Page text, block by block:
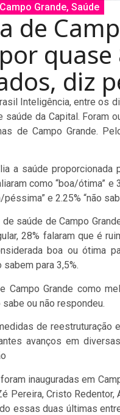
Campo Grande, Saúde
de
quase
diz
Inteligência, entre os
da Capital. Foram
de Campo Grande.
a saúde proporcionada
como “boa/ótima” e
e 2.25% “não
saúde de Campo
28% falaram que é
boa ou ótima
para 3,5%.
Campo Grande como
sabe ou não respondeu.
de reestruturação
avanços em
inauguradas em
Pereira, Cristo
essas duas últimas